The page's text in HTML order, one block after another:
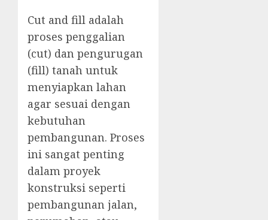
Cut and fill adalah
proses penggalian
(cut) dan pengurugan
(fill) tanah untuk
menyiapkan lahan
agar sesuai dengan
kebutuhan
pembangunan. Proses
ini sangat penting
dalam proyek
konstruksi seperti
pembangunan jalan,